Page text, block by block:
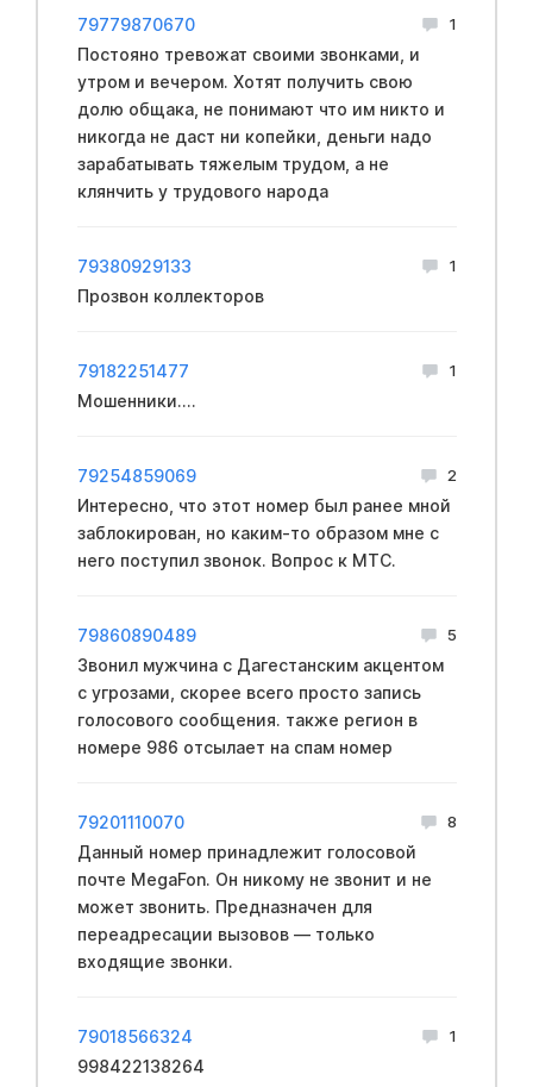
79779870670 1
Постояно тревожат своими звонками, и
утром и вечером. Хотят получить свою
долю общака, не понимают что им никто и
никогда не даст ни копейки, деньги надо
зарабатывать тяжелым трудом, а не
клянчить у трудового народа
79380929133 1
Прозвон коллекторов
79182251477 1
Мошенники....
79254859069 2
Интересно, что этот номер был ранее мной
заблокирован, но каким-то образом мне с
него поступил звонок. Вопрос к МТС.
79860890489 5
Звонил мужчина с Дагестанским акцентом
с угрозами, скорее всего просто запись
голосового сообщения. также регион в
номере 986 отсылает на спам номер
79201110070 8
Данный номер принадлежит голосовой
почте MegaFon. Он никому не звонит и не
может звонить. Предназначен для
переадресации вызовов — только
входящие звонки.
79018566324 1
998422138264